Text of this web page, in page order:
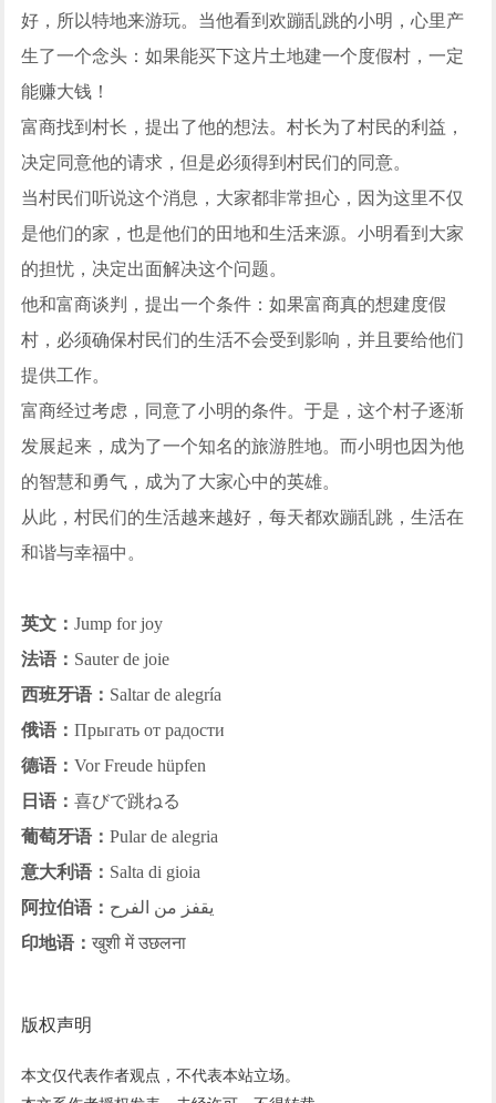
好，所以特地来游玩。当他看到欢蹦乱跳的小明，心里产
生了一个念头：如果能买下这片土地建一个度假村，一定
能赚大钱！
富商找到村长，提出了他的想法。村长为了村民的利益，
决定同意他的请求，但是必须得到村民们的同意。
当村民们听说这个消息，大家都非常担心，因为这里不仅
是他们的家，也是他们的田地和生活来源。小明看到大家
的担忧，决定出面解决这个问题。
他和富商谈判，提出一个条件：如果富商真的想建度假
村，必须确保村民们的生活不会受到影响，并且要给他们
提供工作。
富商经过考虑，同意了小明的条件。于是，这个村子逐渐
发展起来，成为了一个知名的旅游胜地。而小明也因为他
的智慧和勇气，成为了大家心中的英雄。
从此，村民们的生活越来越好，每天都欢蹦乱跳，生活在
和谐与幸福中。
英文：Jump for joy
法语： Sauter de joie
西班牙语： Saltar de alegría
俄语：Прыгать от радости
德语：Vor Freude hüpfen
日语：喜びで跳ねる
葡萄牙语：Pular de alegria
意大利语： Salta di gioia
阿拉伯语： يقفز من الفرح
印地语：खुशी में उछलना
版权声明
本文仅代表作者观点，不代表本站立场。